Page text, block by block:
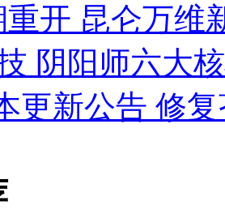
重开 昆仑万维
阴阳师六大
更新公告 修